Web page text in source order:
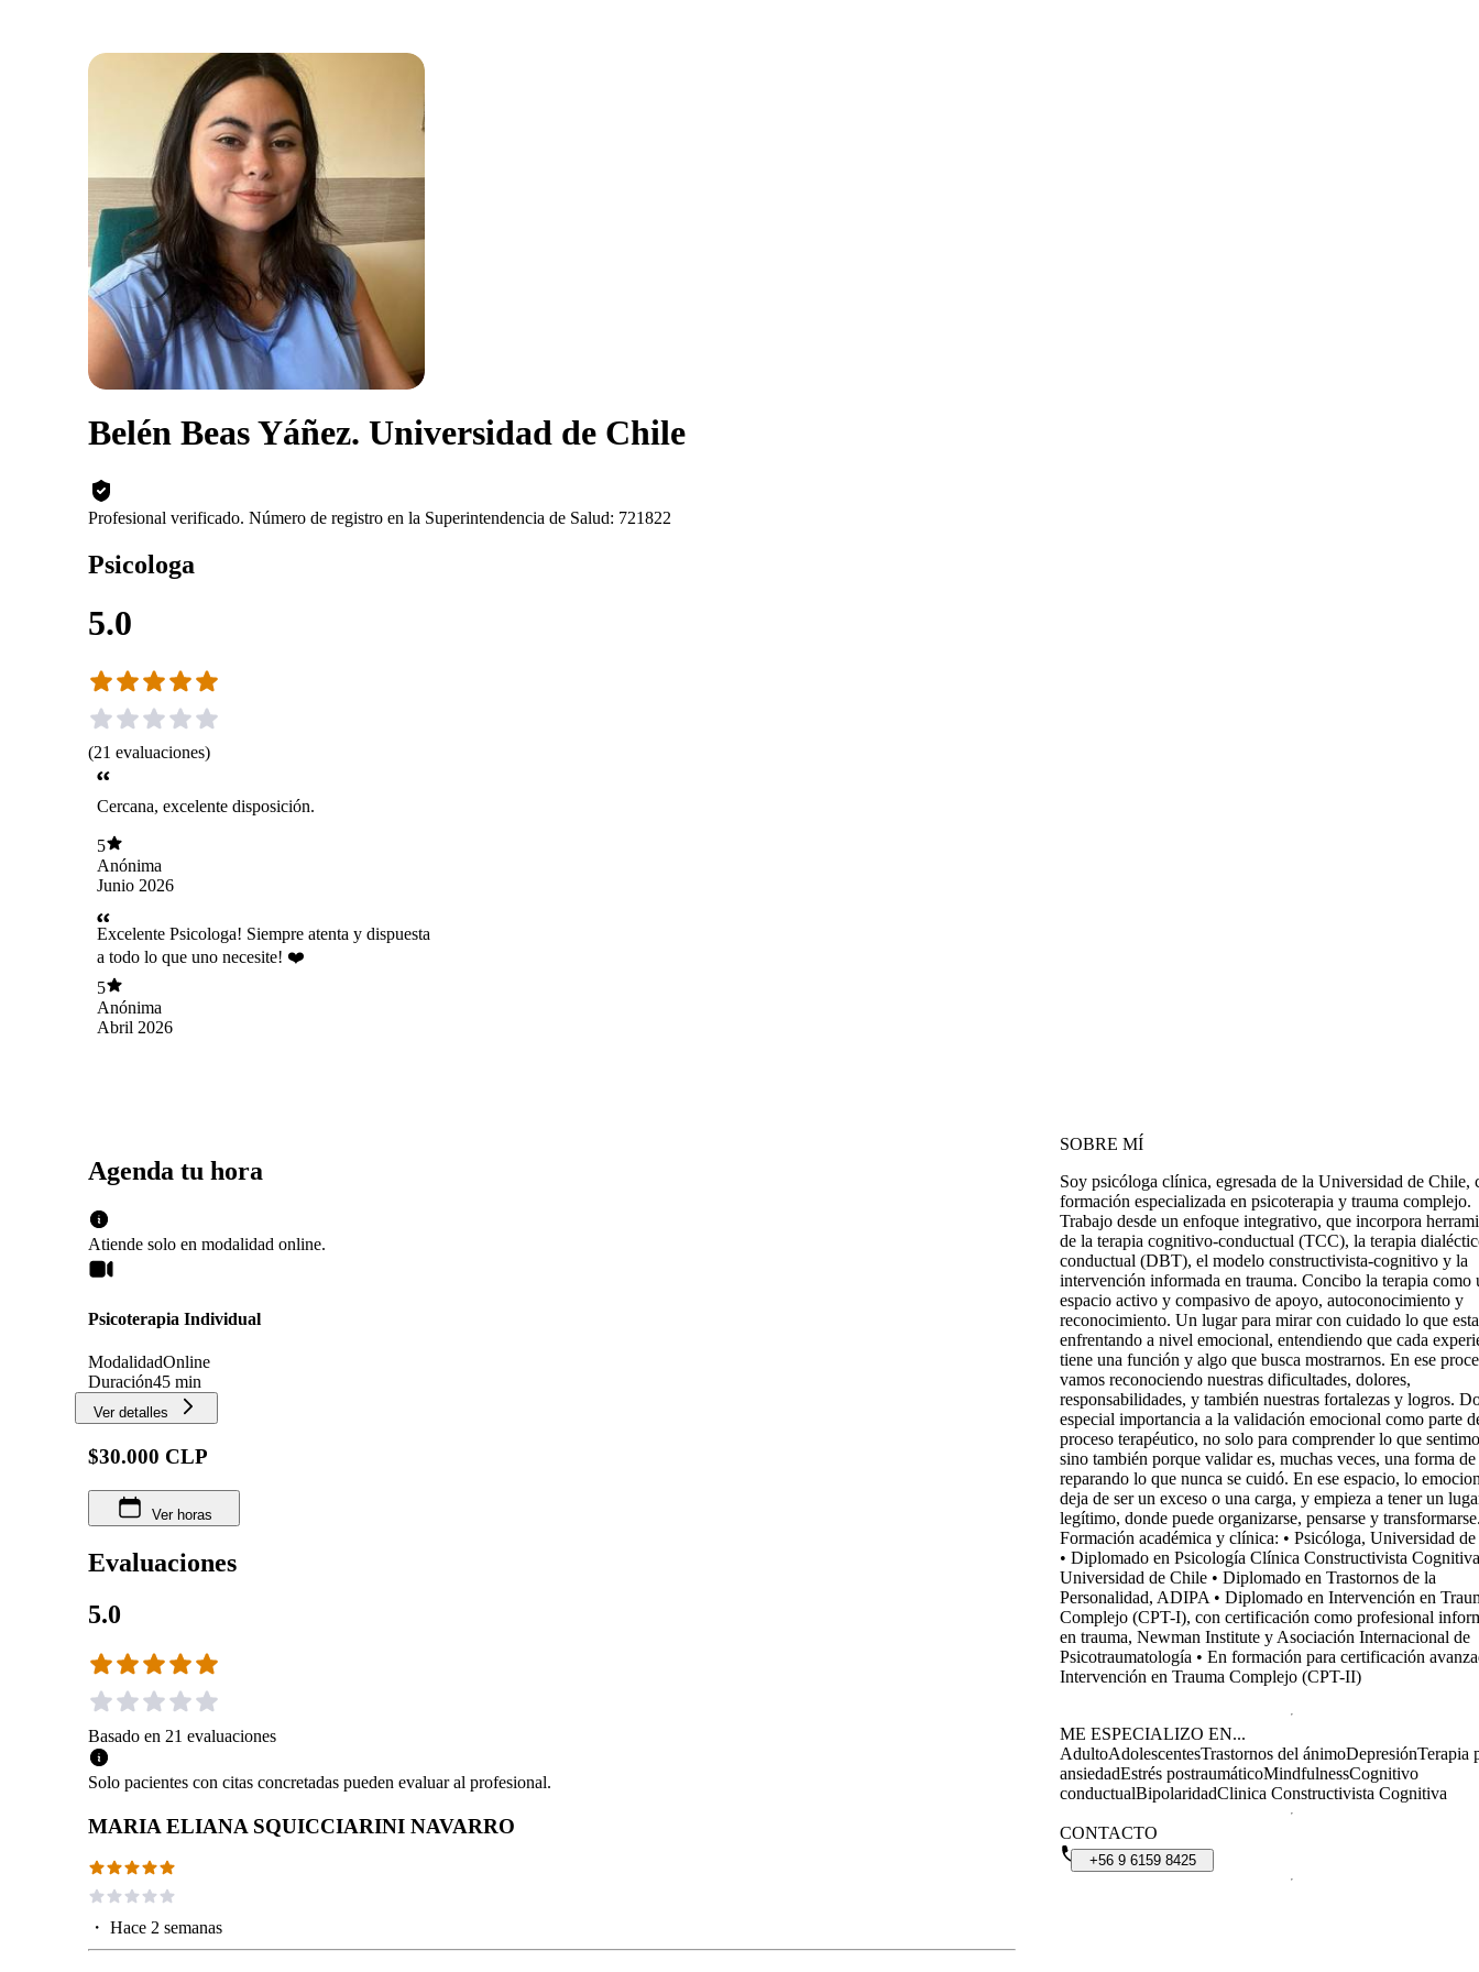
Belén Beas Yáñez. Universidad de Chile
Profesional verificado. Número de registro en la Superintendencia de Salud: 721822
Psicologa
5.0
(21 evaluaciones)
Cercana, excelente disposición.
5
Anónima
Junio 2026
Excelente Psicologa! Siempre atenta y dispuesta
a todo lo que uno necesite! ❤️
5
Anónima
Abril 2026
Agenda tu hora
Atiende solo en modalidad online.
Psicoterapia Individual
ModalidadOnline
Duración45 min
Ver detalles
$30.000 CLP
Ver horas
Evaluaciones
5.0
Basado en 21 evaluaciones
Solo pacientes con citas concretadas pueden evaluar al profesional.
MARIA ELIANA SQUICCIARINI NAVARRO
・ Hace 2 semanas
SOBRE MÍ
Soy psicóloga clínica, egresada de la Universidad de Chile,
formación especializada en psicoterapia y trauma complejo.
Trabajo desde un enfoque integrativo, que incorpora
de la terapia cognitivo-conductual (TCC), la terapia
conductual (DBT), el modelo constructivista-cognitivo y la
intervención informada en trauma. Concibo la terapia como
espacio activo y compasivo de apoyo, autoconocimiento y
reconocimiento. Un lugar para mirar con cuidado lo que
enfrentando a nivel emocional, entendiendo que cada
tiene una función y algo que busca mostrarnos. En ese
vamos reconociendo nuestras dificultades, dolores,
responsabilidades, y también nuestras fortalezas y logros.
especial importancia a la validación emocional como parte
proceso terapéutico, no solo para comprender lo que
sino también porque validar es, muchas veces, una forma
reparando lo que nunca se cuidó. En ese espacio, lo
deja de ser un exceso o una carga, y empieza a tener un
legítimo, donde puede organizarse, pensarse y
Formación académica y clínica: • Psicóloga, Universidad
• Diplomado en Psicología Clínica Constructivista
Universidad de Chile • Diplomado en Trastornos de la
Personalidad, ADIPA • Diplomado en Intervención en
Complejo (CPT-I), con certificación como profesional
en trauma, Newman Institute y Asociación Internacional de
Psicotraumatología • En formación para certificación
Intervención en Trauma Complejo (CPT-II)
ME ESPECIALIZO EN...
AdultoAdolescentesTrastornos del ánimoDepresiónTerapia
ansiedadEstrés postraumáticoMindfulnessCognitivo
conductualBipolaridadClinica Constructivista Cognitiva
CONTACTO
+56 9 6159 8425